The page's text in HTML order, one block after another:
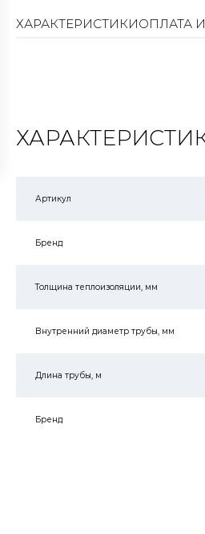
ХАРАКТЕРИСТИКИОПЛАТА
Артикул
Бренд
Толщина теплоизоляции, мм
Внутренний диаметр трубы, мм
Длина трубы, м
Бренд